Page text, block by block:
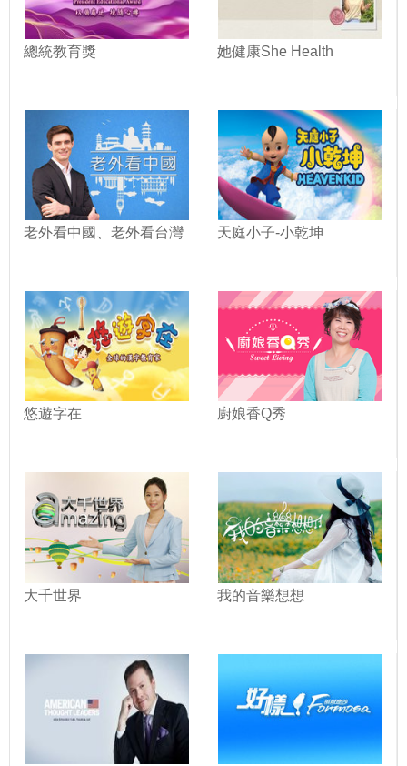
總統教育獎 她健康She Health
老外看中國、老外看台灣 天庭小子-小乾坤
悠遊字在 廚娘香Q秀
大千世界 我的音樂想想